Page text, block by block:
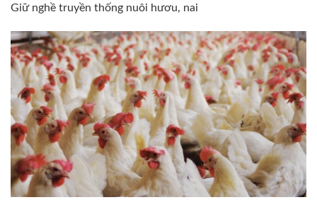
Giữ nghề truyền thống nuôi hươu, nai